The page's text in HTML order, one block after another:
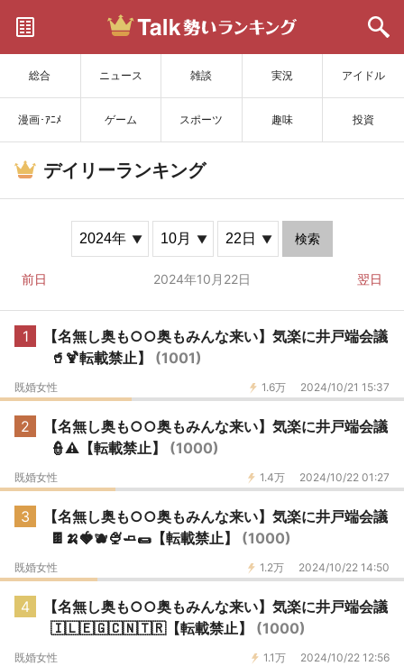
総合 ニュース 雑談 実況 アイドル
漫画･ｱﾆﾒ ゲーム スポーツ 趣味 投資
サイトを更新
デイリーランキング
検索
前日 2024年10月22日 翌日
1
【名無し奥も○○奥もみんな来い】気楽に井戸端会議
🥤🍹転載禁止】 (1001)
1.6万 2024/10/21 15:37
既婚女性
2
【名無し奥も○○奥もみんな来い】気楽に井戸端会議
👮⚠️【転載禁止】 (1000)
1.4万 2024/10/22 01:27
既婚女性
3
【名無し奥も○○奥もみんな来い】気楽に井戸端会議
🍫🍌🍓🫐🍨🧈🌯【転載禁止】 (1000)
1.2万 2024/10/22 14:50
既婚女性
4
【名無し奥も○○奥もみんな来い】気楽に井戸端会議
🇮🇱🇪🇬🇨🇳🇹🇷【転載禁止】 (1000)
1.1万 2024/10/22 12:56
既婚女性